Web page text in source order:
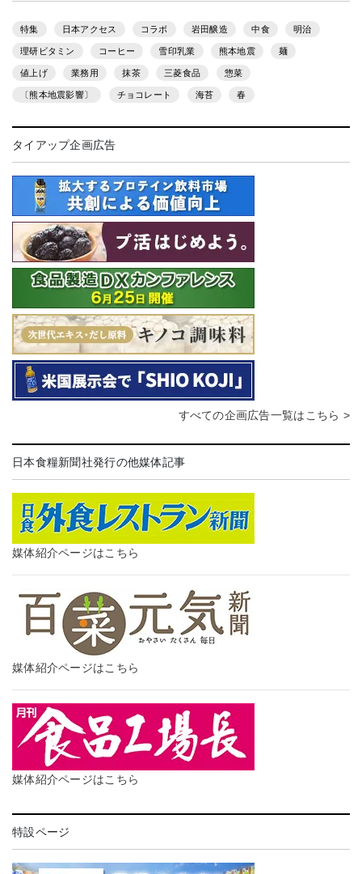
特集 日本アクセス コラボ 岩田醸造 中食 明治
理研ビタミン コーヒー 雪印乳業 熊本地震 麺
値上げ 業務用 抹茶 三菱食品 惣菜
〔熊本地震影響〕 チョコレート 海苔 春
タイアップ企画広告
すべての企画広告一覧はこちら >
日本食糧新聞社発行の他媒体記事
媒体紹介ページはこちら
媒体紹介ページはこちら
媒体紹介ページはこちら
特設ページ